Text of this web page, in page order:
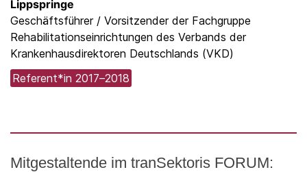
Lippspringe
Geschäftsführer / Vorsitzender der Fachgruppe
Rehabilitationseinrichtungen des Verbands der
Krankenhausdirektoren Deutschlands (VKD)
Referent*in 2017–2018
Mitgestaltende im tranSektoris FORUM: